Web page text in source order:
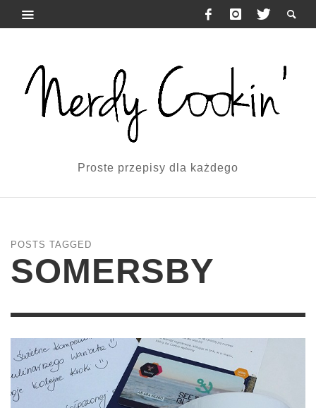
Proste przepisy dla każdego
POSTS TAGGED
SOMERSBY